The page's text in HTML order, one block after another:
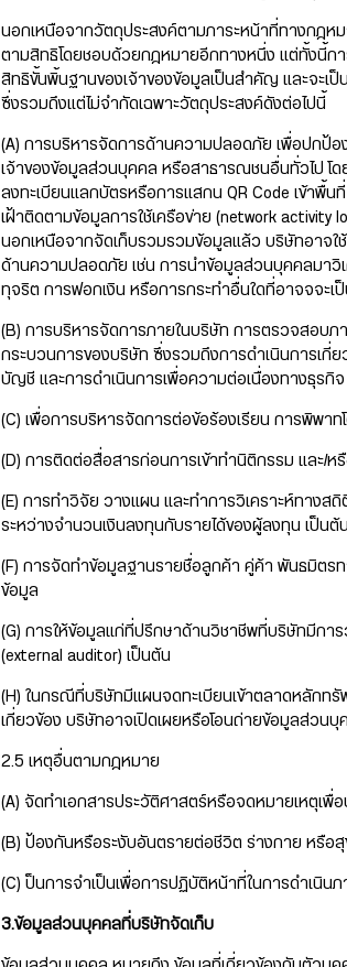
นอกเหนือจากวัตถุประสงค์ตามภาระหน้าที่ทางกฎห
ตามสิทธิโดยชอบด้วยกฎหมายอีกทางหนึ่ง แต่ทั้งนี้ก
สิทธิขั้นพิ้นฐานของเจ้าของข้อมูลเป็นสำคัญ และจะเ
ซึ่งรวมถึงแต่ไม่จำกัดเฉพาะวัตถุประสงค์ดังต่อไปนี้
(A) การบริหารจัดการด้านความปลอดภัย เพื่อปกป้
เจ้าของข้อมูลส่วนบุคคล หรือสาธารณชนอื่นทั่วไป โ
ลงทะเบียนแลกบัตรหรือการแสกน QR Code เข้าพื้
เฝ้าติดตามข้อมูลการใช้เครือข่าย (network
นอกเหนือจากจัดเก็บรวมรวมข้อมูลแล้ว บริษัทอาจใ
ด้านความปลอดภัย เช่น การนำข้อมูลส่วนบุคคลมา
ทุจริต การฟอกเงิน หรือการกระทำอื่นใดที่อาจจจะเ
(B) การบริหารจัดการภายในบริษัท การตรวจสอบภ
กระบวนการของบริษัท ซึ่งรวมถึงการดำเนินการเ
บัญชี และการดำเนินการเพื่อความต่อเนื่องทางธุรกิ
(C) เพื่อการบริหารจัดการต่อข้อร้องเรียน การพิพาท
(D) การติดต่อสื่อสารก่อนการเข้าทำนิติกรรม และ/ห
(E) การทำวิจัย วางแผน และทำการวิเคราะห์ทางส
ระหว่างจำนวนเงินลงทุนกับรายได้ของผู้ลงทุน เป็นต้น
(F) การจัดทำข้อมูลฐานรายชื่อลูกค้า คู่ค้า พันธมิตร
ข้อมูล
(G) การให้ข้อมูลแก่ที่ปรึกษาด้านวิชาชีพที่บริษัทมีก
(external auditor) เป็นต้น
(H) ในกรณีที่บริษัทมีแผนจดทะเบียนเข้าตลาดหลักท
เกี่ยวข้อง บริษัทอาจเปิดเผยหรือโอนถ่ายข้อมูลส่วน
2.5 เหตุอื่นตามกฎหมาย
(A) จัดทำเอกสารประวัติศาสตร์หรือจดหมายเหตุเ
(B) ป้องกันหรือระงับอันตรายต่อชีวิต ร่างกาย หรือ
(C) ป็นการจำเป็นเพื่อการปฏิบัติหน้าที่ในการดำเนิน
3.ข้อมูลส่วนบุคคลที่บริษัทจัดเก็บ